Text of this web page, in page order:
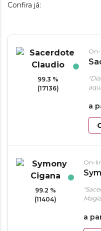
Confira já:
99.3 %
(17136)
a
99.2 %
(11404)
On-
a